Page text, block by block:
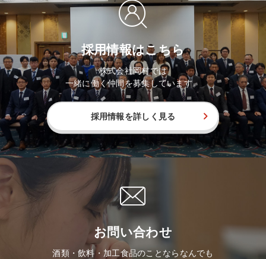
採用情報はこちら
株式会社岡村では
一緒に働く仲間を募集しています。
採用情報を詳しく見る
お問い合わせ
酒類・飲料・加工食品のことならなんでも